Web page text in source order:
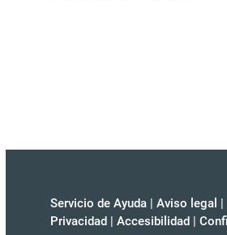
Servicio de Ayuda | Aviso legal |
Privacidad | Accesibilidad |